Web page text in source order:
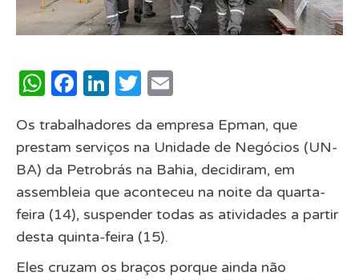
WhatsApp
Facebook
LinkedIn
Twitter
Os trabalhadores da empresa Epman, que
prestam serviços na Unidade de Negócios (UN-
BA) da Petrobrás na Bahia, decidiram, em
assembleia que aconteceu na noite da quarta-
feira (14), suspender todas as atividades a partir
desta quinta-feira (15).
Eles cruzam os braços porque ainda não